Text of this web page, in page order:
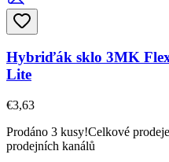
Hybriďák sklo 3MK
Lite
€3,63
Prodáno 3 kusy!Celkové
prodejních kanálů